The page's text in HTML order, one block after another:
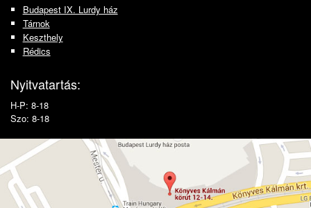
Budapest IX. Lurdy ház
Tárnok
Keszthely
Rédics
Nyitvatartás:
H-P: 8-18
Szo: 8-18